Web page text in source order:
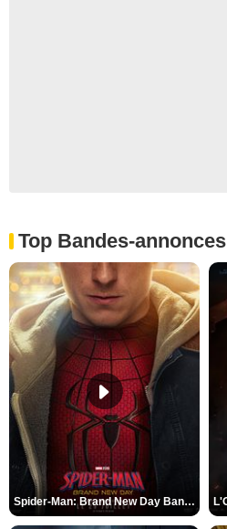
Top Bandes-annonces
Spider-Man: Brand New Day Bande-annonce VO STFR